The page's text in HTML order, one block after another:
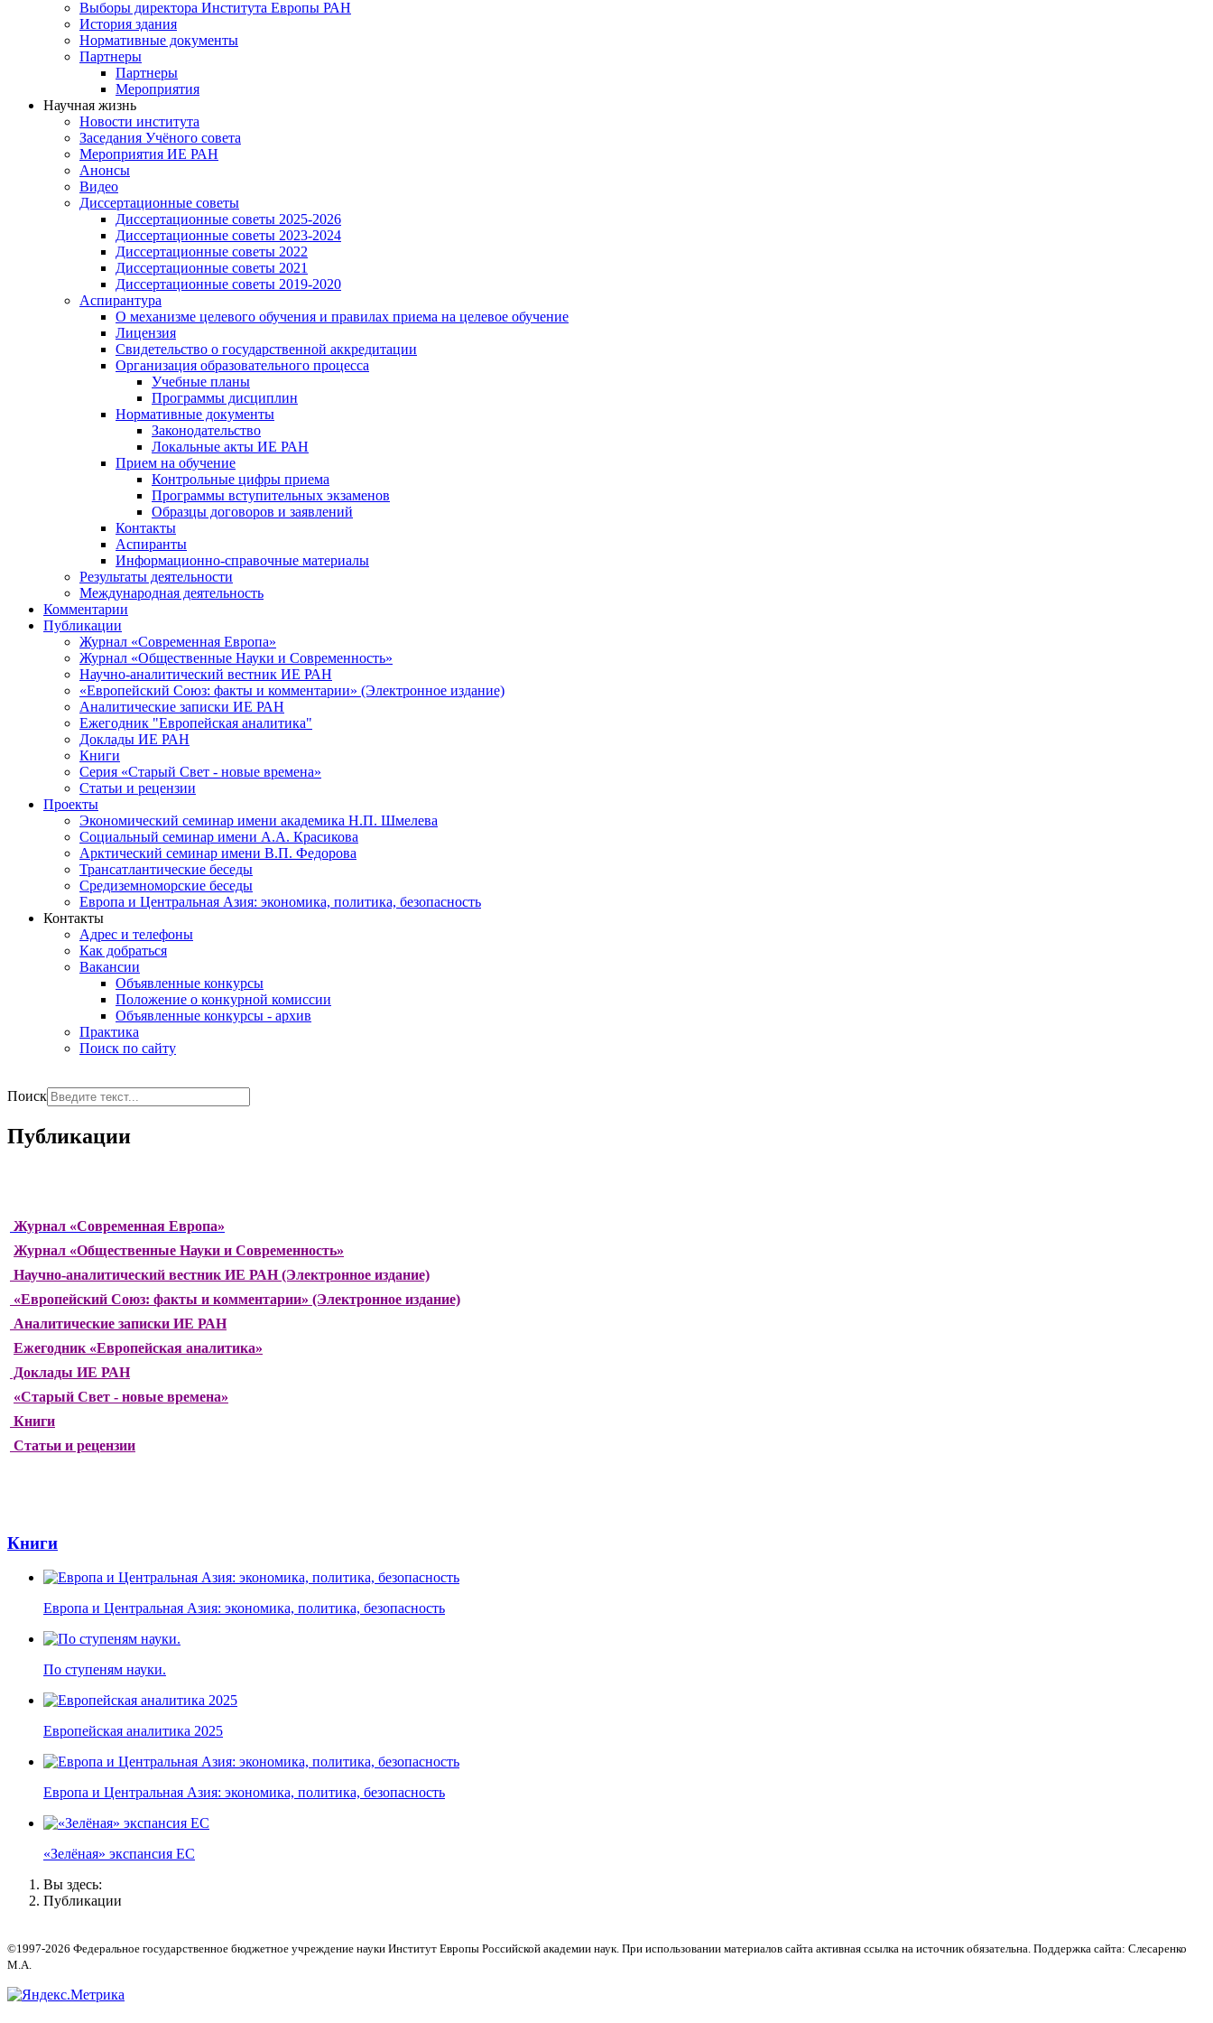
Выборы директора Института Европы РАН
История здания
Нормативные документы
Партнеры
Партнеры
Мероприятия
Научная жизнь
Новости института
Заседания Учёного совета
Мероприятия ИЕ РАН
Анонсы
Видео
Диссертационные советы
Диссертационные советы 2025-2026
Диссертационные советы 2023-2024
Диссертационные советы 2022
Диссертационные советы 2021
Диссертационные советы 2019-2020
Аспирантура
О механизме целевого обучения и правилах приема на целевое обучение
Лицензия
Свидетельство о государственной аккредитации
Организация образовательного процесса
Учебные планы
Программы дисциплин
Нормативные документы
Законодательство
Локальные акты ИЕ РАН
Прием на обучение
Контрольные цифры приема
Программы вступительных экзаменов
Образцы договоров и заявлений
Контакты
Аспиранты
Информационно-справочные материалы
Результаты деятельности
Международная деятельность
Комментарии
Публикации
Журнал «Современная Европа»
Журнал «Общественные Науки и Современность»
Научно-аналитический вестник ИЕ РАН
«Европейский Союз: факты и комментарии» (Электронное издание)
Аналитические записки ИЕ РАН
Ежегодник "Европейская аналитика"
Доклады ИЕ РАН
Книги
Серия «Старый Свет - новые времена»
Статьи и рецензии
Проекты
Экономический семинар имени академика Н.П. Шмелева
Социальный семинар имени А.А. Красикова
Арктический семинар имени В.П. Федорова
Трансатлантические беседы
Средиземноморские беседы
Европа и Центральная Азия: экономика, политика, безопасность
Контакты
Адрес и телефоны
Как добраться
Вакансии
Объявленные конкурсы
Положение о конкурной комиссии
Объявленные конкурсы - архив
Практика
Поиск по сайту
Поиск
Публикации
Журнал «Современная Европа»
Журнал «Общественные Науки и Современность»
Научно-аналитический вестник ИЕ РАН (Электронное издание)
«Европейский Союз: факты и комментарии» (Электронное издание)
Аналитические записки ИЕ РАН
Ежегодник «Европейская аналитика»
Доклады ИЕ РАН
«Старый Свет - новые времена»
Книги
Статьи и рецензии
Книги
Европа и Центральная Азия: экономика, политика, безопасность
По ступеням науки.
Европейская аналитика 2025
Европа и Центральная Азия: экономика, политика, безопасность
«Зелёная» экспансия ЕС
Вы здесь:
Публикации
©1997-2026 Федеральное государственное бюджетное учреждение науки Институт Европы Российской академии наук. При использовании материалов сайта активная ссылка на источник обязательна. Поддержка сайта: Слесаренко
М.А.